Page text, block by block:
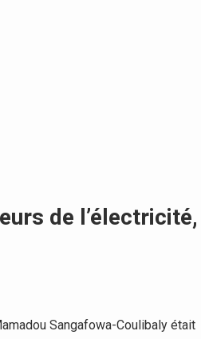
de l’électricité,
Sangafowa-Coulibaly était